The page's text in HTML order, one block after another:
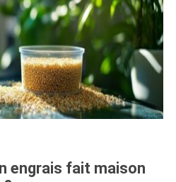
engrais fait maison